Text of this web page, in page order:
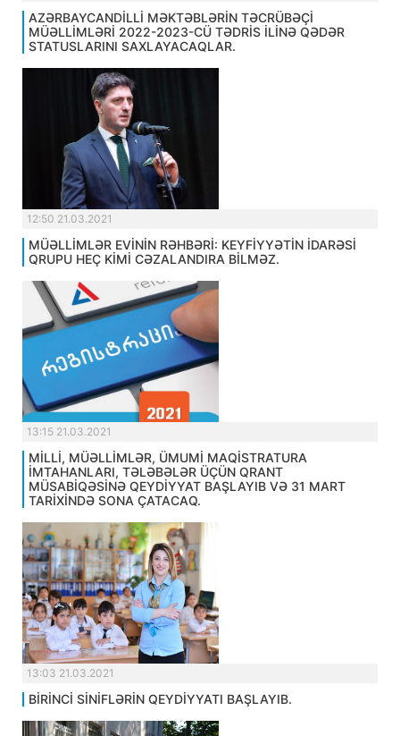
AZƏRBAYCANDİLLİ MƏKTƏBLƏRİN TƏCRÜBƏÇİ
MÜƏLLİMLƏRİ 2022-2023-CÜ TƏDRİS İLİNƏ QƏDƏR
STATUSLARINI SAXLAYACAQLAR.
12:50 21.03.2021
MÜƏLLİMLƏR EVİNİN RƏHBƏRİ: KEYFİYYƏTİN İDARƏSİ
QRUPU HEÇ KİMİ CƏZALANDIRA BİLMƏZ.
13:15 21.03.2021
MİLLİ, MÜƏLLİMLƏR, ÜMUMİ MAQİSTRATURA
İMTAHANLARI, TƏLƏBƏLƏR ÜÇÜN QRANT
MÜSABİQƏSİNƏ QEYDİYYAT BAŞLAYIB VƏ 31 MART
TARİXİNDƏ SONA ÇATACAQ.
13:03 21.03.2021
BİRİNCİ SİNİFLƏRİN QEYDİYYATI BAŞLAYIB.